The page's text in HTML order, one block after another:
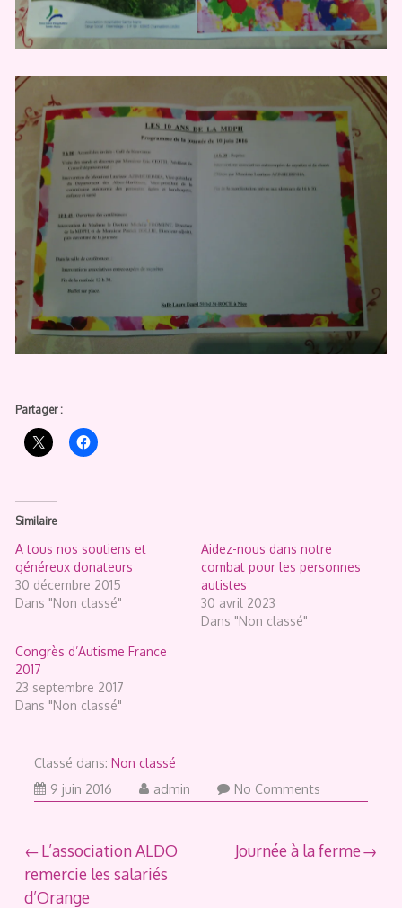
Partager :
Similaire
A tous nos soutiens et
généreux donateurs
30 décembre 2015
Dans "Non classé"
Aidez-nous dans notre
combat pour les personnes
autistes
30 avril 2023
Dans "Non classé"
Congrès d’Autisme France
2017
23 septembre 2017
Dans "Non classé"
Classé dans: Non classé
9 juin 2016
admin No Comments
Navigation
de
L’association ALDO
remercie les salariés
d’Orange
Journée à la ferme